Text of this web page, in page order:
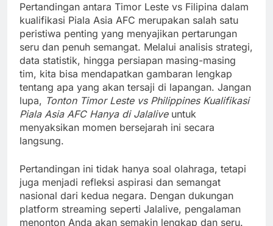
Pertandingan antara Timor Leste vs Filipina dalam
kualifikasi Piala Asia AFC merupakan salah satu
peristiwa penting yang menyajikan pertarungan
seru dan penuh semangat. Melalui analisis strategi,
data statistik, hingga persiapan masing-masing
tim, kita bisa mendapatkan gambaran lengkap
tentang apa yang akan tersaji di lapangan. Jangan
lupa, Tonton Timor Leste vs Philippines Kualifikasi
Piala Asia AFC Hanya di Jalaliveuntuk
menyaksikan momen bersejarah ini secara
langsung.
Pertandingan ini tidak hanya soal olahraga, tetapi
juga menjadi refleksi aspirasi dan semangat
nasional dari kedua negara. Dengan dukungan
platform streaming seperti Jalalive, pengalaman
menonton Anda akan semakin lengkap dan seru.